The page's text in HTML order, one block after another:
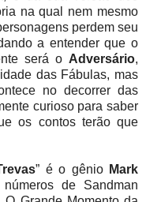
na qual nem mesmo
perdem seu
a entender que o
será o Adversário,
das Fábulas, mas
no decorrer das
curioso para saber
os contos terão que
” é o gênio Mark
de Sandman